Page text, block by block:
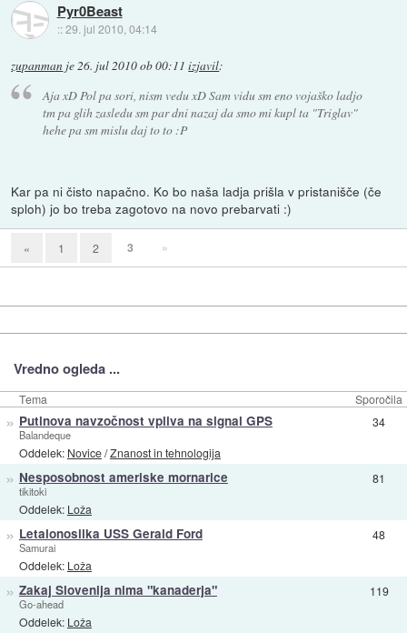
Pyr0Beast
::29. jul 2010, 04:14
zupanman je26. jul 2010 ob 00:11 izjavil:
Aja xD Pol pa sori, nism vedu xD Sam vidu sm eno vojaško ladjo
tm pa glih zasledu sm par dni nazaj da smo mi kupl ta "Triglav"
hehe pa sm mislu daj to to :P
Kar pa ni čisto napačno. Ko bo naša ladja prišla v pristanišče (če
sploh) jo bo treba zagotovo na novo prebarvati :)
« 1 2 3 »
Vredno ogleda ...
Tema Sporočila
» Putinova navzočnost vpliva na signal GPS
Balandeque
Oddelek: Novice/Znanost in tehnologija
34
» Nesposobnost ameriske mornarice
tikitoki
Oddelek: Loža
81
» Letalonosilka USS Gerald Ford
Samurai
Oddelek: Loža
48
» Zakaj Slovenija nima "kanaderja"
Go-ahead
Oddelek: Loža
119